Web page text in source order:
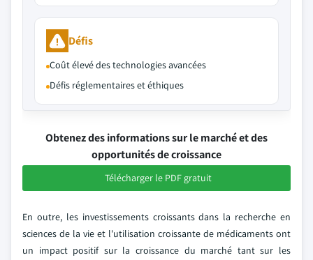
Défis
Coût élevé des technologies avancées
Défis réglementaires et éthiques
Obtenez des informations sur le marché et des
opportunités de croissance
Télécharger le PDF gratuit
En outre, les investissements croissants dans la recherche en
sciences de la vie et l'utilisation croissante de médicaments ont
un impact positif sur la croissance du marché tant sur les